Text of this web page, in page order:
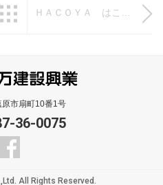
一覧へ戻る
市扇町10番1号
36-0075
All Rights Reserved.